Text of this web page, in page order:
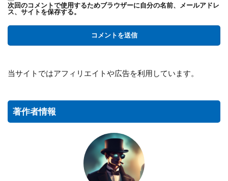
次回のコメントで使用するためブラウザーに自分の名前、メールアドレ
ス、サイトを保存する。
当サイトではアフィリエイトや広告を利用しています。
著作者情報